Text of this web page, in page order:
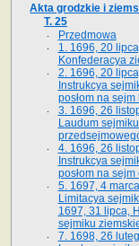
Akta grodzkie i
T. 25
Przedmowa
1. 1696, 20
Konfederacya
2. 1696, 20
Instrukcya
posłom na
3. 1696, 26
Laudum
4. 1696, 26
Instrukcya
posłom na
5. 1697, 4
Limitacya
1697, 31 lipca,
sejmiku
7. 1698, 26